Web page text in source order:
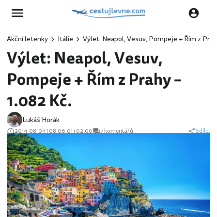
Akční letenky Itálie Výlet: Neapol, Vesuv, Pompeje + Řím z
Výlet: Neapol, Vesuv,
Pompeje + Řím z Prahy –
1.082 Kč.
Lukáš Horák
2014-08-04T08:06:01+02:00 7 komentářů Sdílet